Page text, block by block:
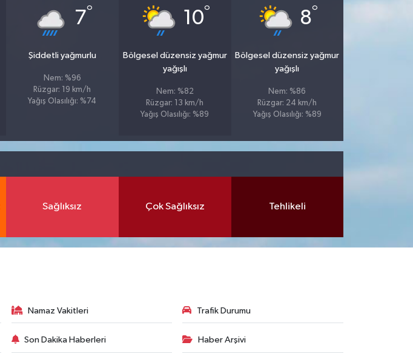
7°
Şiddetli yağmurlu
Nem: %96
Rüzgar: 19 km/h
Yağış Olasılığı: %74
10°
Bölgesel düzensiz yağmur
yağışlı
Nem: %82
Rüzgar: 13 km/h
Yağış Olasılığı: %89
8°
Bölgesel düzensiz yağmur
yağışlı
Nem: %86
Rüzgar: 24 km/h
Yağış Olasılığı: %89
Sağlıksız Çok Sağlıksız Tehlikeli
Namaz Vakitleri Trafik Durumu
Son Dakika Haberleri Haber Arşivi